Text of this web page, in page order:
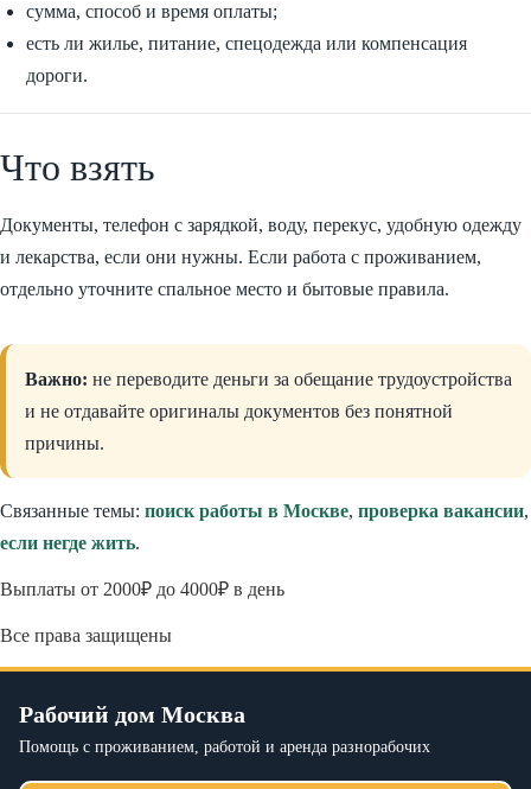
сумма, способ и время оплаты;
есть ли жилье, питание, спецодежда или компенсация
дороги.
Что взять
Документы, телефон с зарядкой, воду, перекус, удобную одежду
и лекарства, если они нужны. Если работа с проживанием,
отдельно уточните спальное место и бытовые правила.
Важно: не переводите деньги за обещание трудоустройства
и не отдавайте оригиналы документов без понятной
причины.
Связанные темы: поиск работы в Москве, проверка вакансии,
если негде жить.
Выплаты от 2000₽ до 4000₽ в день
Все права защищены
Рабочий дом Москва
Помощь с проживанием, работой и аренда разнорабочих